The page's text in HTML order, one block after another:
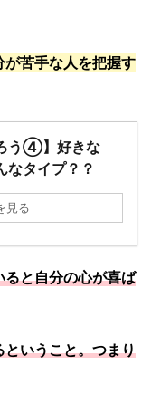
が苦手な人を把握す
う④】好きな
なタイプ？？
見る
と自分の心が喜ば
いうこと。つまり